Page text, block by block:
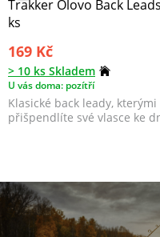
Trakker Olovo Back
ks
169 Kč
> 10 ks Skladem
U vás doma: pozítří
Klasické back leady, kterými
přišpendlíte své vlasce ke